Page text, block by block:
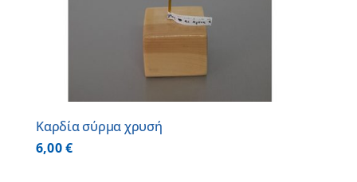
Καρδία σύρμα χρυσή
6,00€